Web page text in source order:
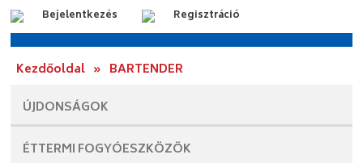
Bejelentkezés Regisztráció
Kezdőoldal » BARTENDER
ÚJDONSÁGOK
ÉTTERMI FOGYÓESZKÖZÖK